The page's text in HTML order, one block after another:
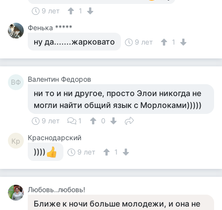
9 лет
1
Фенька *****
ну да.......жарковато 9 лет 1
ВФ Валентин Федоров
ни то и ни другое, просто Элои никогда не
могли найти общий язык с Морлоками)))))
9 лет 1 0
Кр Краснодарский
)))) 9 лет 1
Любовь..любовь!
Ближе к ночи больше молодежи, и она не